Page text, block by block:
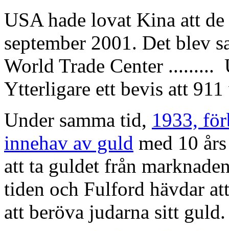
USA hade lovat Kina att
september 2001. Det blev
World Trade Center
Ytterligare ett bevis att
Under samma tid, 1933,
innehav av guld med 10
att ta guldet från
tiden och Fulford hävdar
att beröva judarna sitt guld.